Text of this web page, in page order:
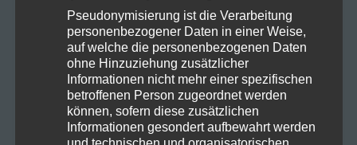
Cannabis 6
CBD 8
CBD Öl 5
Pseudonymisierung ist die Verarbeitung
personenbezogener Daten in einer Weise,
auf welche die personenbezogenen Daten
ohne Hinzuziehung zusätzlicher
Informationen nicht mehr einer spezifischen
betroffenen Person zugeordnet werden
können, sofern diese zusätzlichen
Informationen gesondert aufbewahrt werden